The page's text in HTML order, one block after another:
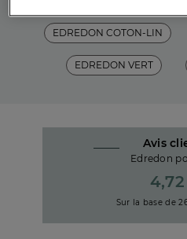
EDREDON COTON-LIN
EDREDON VERT
Avis
Edredon
4,72
Sur la base de